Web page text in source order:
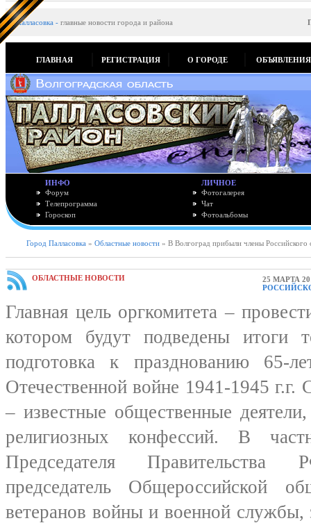
Палласовка - главные новости города и района
ГЛАВНАЯ РЕГИСТРАЦИЯ О ГОРОДЕ ОБЪЯВЛЕНИЯ
ИНФО
Форум
Телепрограмма
Гороскоп
ЛИЧНОЕ
Фотогалерея
Чат
Фотоальбомы
Город Палласовка » Областные новости » В Волгоград прибыли члены Российского
ОБЛАСТНЫЕ НОВОСТИ
25 МАРТА
Главная цель оргкомитета –
котором будут подведены итоги
подготовка к празднованию 65-
Отечественной войне 1941-1945 г.г.
– известные общественные
религиозных конфессий. В
Председателя
председатель Общероссийской
ветеранов войны и военной службы,